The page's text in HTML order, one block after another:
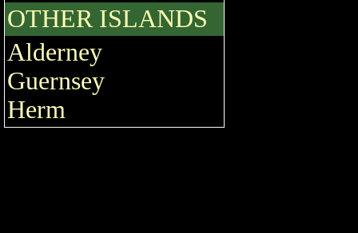
OTHER ISLANDS
Alderney
Guernsey
Herm